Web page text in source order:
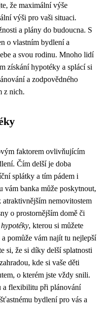
že maximální výše
výši pro vaši situaci.
a plány do budoucna. S
o vlastním bydlení a
a svou rodinu. Mnoho lidí
získání hypotéky a splácí si
a zodpovědného
z nich.
faktorem ovlivňujícím
Čím delší je doba
splátky a tím pádem i
vám banka může poskytnout,
nemovitostem
o prostornějším domě či
, kterou si můžete
pomůže vám najít tu nejlepší
si, že si díky delší splatnosti
kde si vaše děti
o kterém jste vždy snili.
a flexibilitu při plánování
bydlení pro vás a